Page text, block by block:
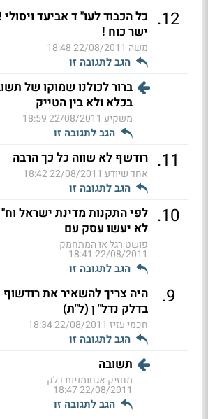
12
. כל הכבוד לעו" ד אביעד ויסולי !
ישר כוח !
משה 22/08/2011 18:48
הגב לתגובה זו
ברור לכולנו שמוקו של
בכלא ולא בין הטייק
משקיע 22/08/2011 18:59
הגב לתגובה זו
11
. רודשף לא שווה כל כך הרבה
אחד שיודע 22/08/2011 18:42
הגב לתגובה זו
10
. לפי התקנות מדינת ישראל
לא יעשו עסק עם
פושט רגל או המתחמק
22/08/2011 18:41
הגב לתגובה זו
9
.
היה צריך להשאיר את רודשוף
בדלק נדל" ן (ל"ת)
חכמי עזיז 22/08/2011 18:34
הגב לתגובה זו
תשובה
מחזיק אגחומניות דלק
22/08/2011 18:47
הגב לתגובה זו